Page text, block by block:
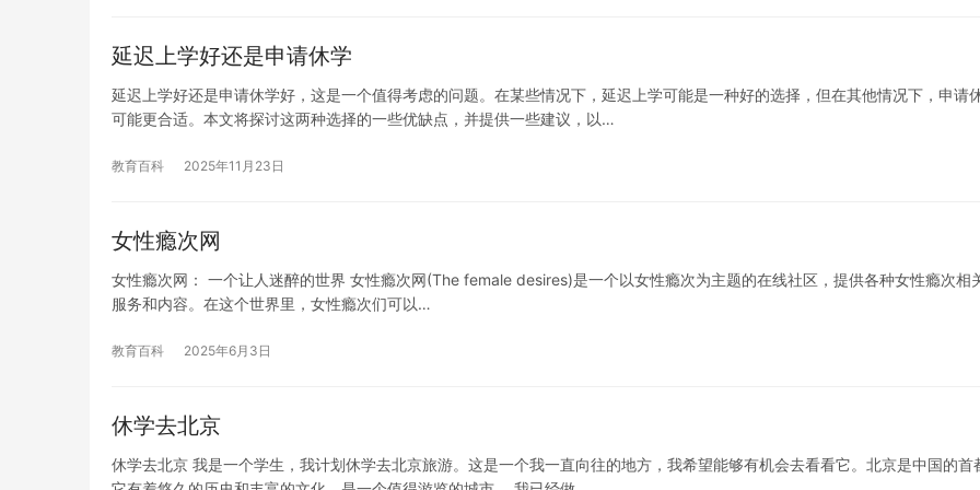
延迟上学好还是申请休学
延迟上学好还是申请休学好，这是一个值得考虑的问题。在某些情况下，延迟上学可能是一种好的选择，但在其他情况下，申请
可能更合适。本文将探讨这两种选择的一些优缺点，并提供一些建议，以…
教育百科 2025年11月23日
女性瘾次网
女性瘾次网： 一个让人迷醉的世界 女性瘾次网(The female desires)是一个以女性瘾次为主题的在线社区，提供各种女性瘾次相
服务和内容。在这个世界里，女性瘾次们可以…
教育百科 2025年6月3日
休学去北京
休学去北京 我是一个学生，我计划休学去北京旅游。这是一个我一直向往的地方，我希望能够有机会去看看它。北京是中国的首